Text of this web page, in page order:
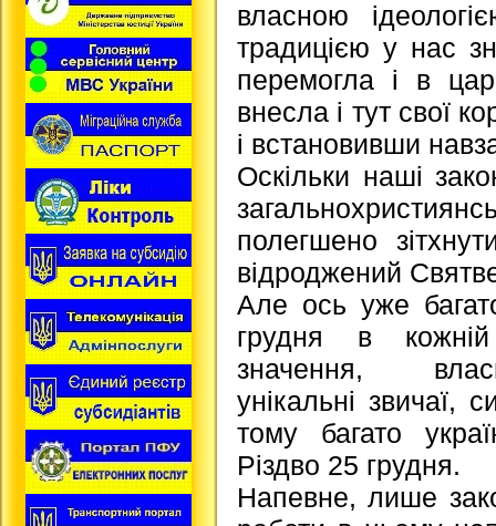
власною
традицією у нас
перемогла і в
внесла і тут свої
і встановивши
Оскільки наші
полегшено
відроджений
Але ось уже
грудня в кожній
значення,
унікальні звичаї,
тому багато
Різдво 25 грудня.
Напевне, лише